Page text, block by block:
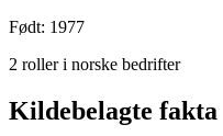
Født: 1977
2 roller i norske bedrifter
Kildebelagte fakta